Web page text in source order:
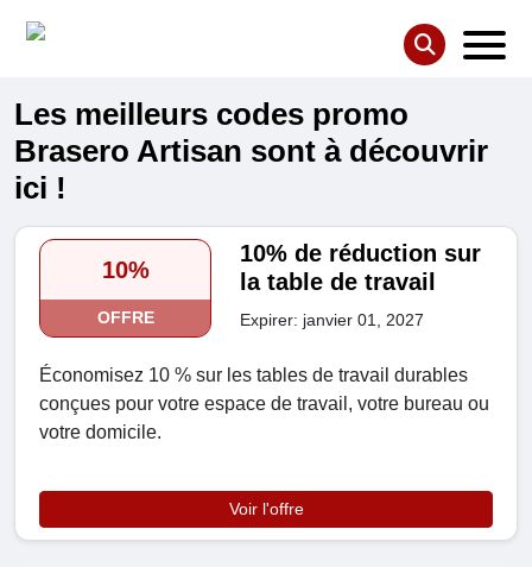
Les meilleurs codes promo
Brasero Artisan sont à découvrir
ici !
10%
OFFRE
10% de réduction sur
la table de travail
Expirer: janvier 01, 2027
Économisez 10 % sur les tables de travail durables
conçues pour votre espace de travail, votre bureau ou
votre domicile.
Voir l'offre